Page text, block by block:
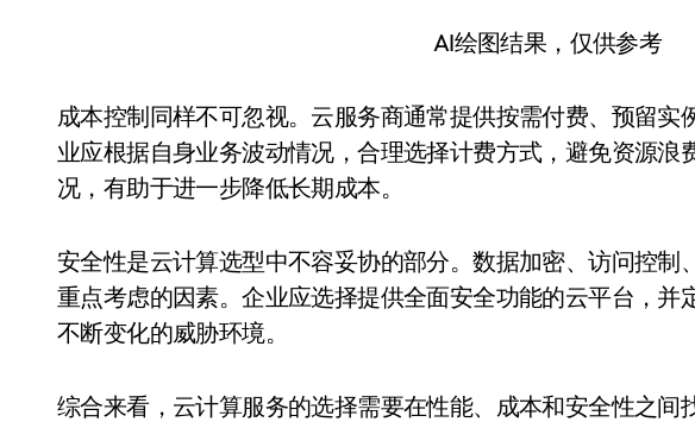
AI绘图结果，仅供参考
成本控制同样不可忽视。云服务商通常提供按需付费、预留实
业应根据自身业务波动情况，合理选择计费方式，避免资源浪
况，有助于进一步降低长期成本。
安全性是云计算选型中不容妥协的部分。数据加密、访问控制
重点考虑的因素。企业应选择提供全面安全功能的云平台，并
不断变化的威胁环境。
综合来看，云计算服务的选择需要在性能、成本和安全性之间